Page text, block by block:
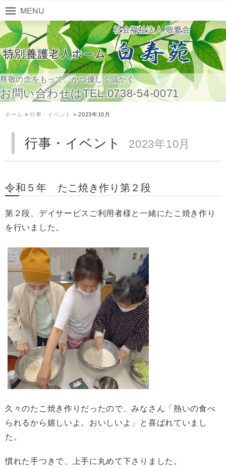
尊敬の念をもって、かつ優しく温かく
お問い合わせはTEL.0738-54-0071
ホーム >行事・イベント > 2023年10月
行事・イベント 2023年10月
令和５年 たこ焼き作り第２段
第２段、デイサービスご利用者様と一緒にたこ焼き作り
を行いました。
久々のたこ焼き作りだったので、みなさん「熱いの食べ
られるから嬉しいよ。おいしいよ」と喜ばれていまし
た。
慣れた手つきで、上手に丸めて下さりました。